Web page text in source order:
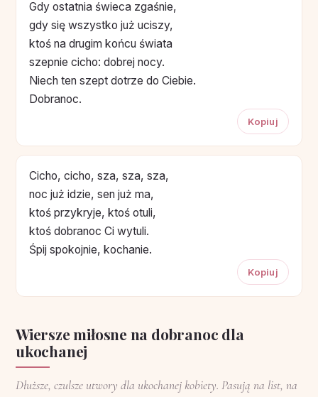
Gdy ostatnia świeca zgaśnie,
gdy się wszystko już uciszy,
ktoś na drugim końcu świata
szepnie cicho: dobrej nocy.
Niech ten szept dotrze do Ciebie.
Dobranoc.
Kopiuj
Cicho, cicho, sza, sza, sza,
noc już idzie, sen już ma,
ktoś przykryje, ktoś otuli,
ktoś dobranoc Ci wytuli.
Śpij spokojnie, kochanie.
Kopiuj
Wiersze miłosne na dobranoc dla
ukochanej
Dłuższe, czulsze utwory dla ukochanej kobiety. Pasują na list, na